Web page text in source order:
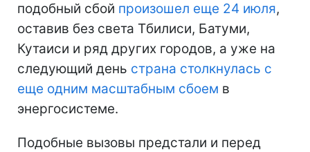
подобный сбой произошел еще 24 июля,
оставив без света Тбилиси, Батуми,
Кутаиси и ряд других городов, а уже на
следующий день страна столкнулась с
еще одним масштабным сбоем в
энергосистеме.
Подобные вызовы предстали и перед